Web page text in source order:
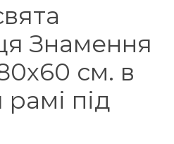
Знамення
см. в
під